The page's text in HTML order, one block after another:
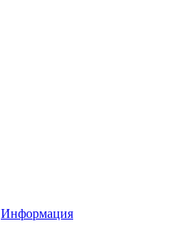
Информация